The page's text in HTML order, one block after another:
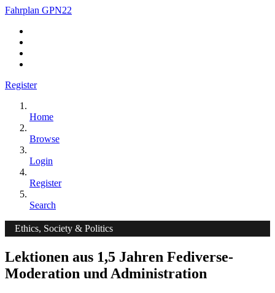
Fahrplan GPN22
Register
Home
Browse
Login
Register
Search
Ethics, Society & Politics
Lektionen aus 1,5 Jahren Fediverse-
Moderation und Administration